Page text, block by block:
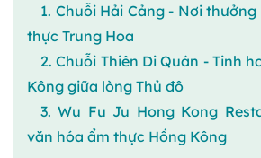
1. Chuỗi Hải Cảng - Nơi
thực Trung Hoa
2. Chuỗi Thiên Di Quán - Tinh
Kông giữa lòng Thủ đô
3. Wu Fu Ju Hong Kong
văn hóa ẩm thực Hồng Kông